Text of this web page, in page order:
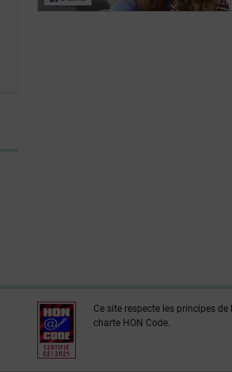
ALWB
Wilde
Ce site respecte les principes de
charte HON Code.